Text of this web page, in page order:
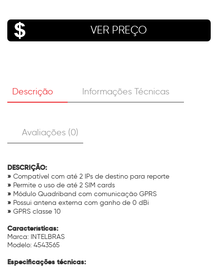
VER PREÇO
Descrição Informações Técnicas
Avaliações (0)
DESCRIÇÃO:
» Compatível com até 2 IPs de destino para reporte
» Permite o uso de até 2 SIM cards
» Módulo Quadriband com comunicação GPRS
» Possui antena externa com ganho de 0 dBi
» GPRS classe 10
Características:
Marca: INTELBRAS
Modelo: 4543565
Especificações técnicas: